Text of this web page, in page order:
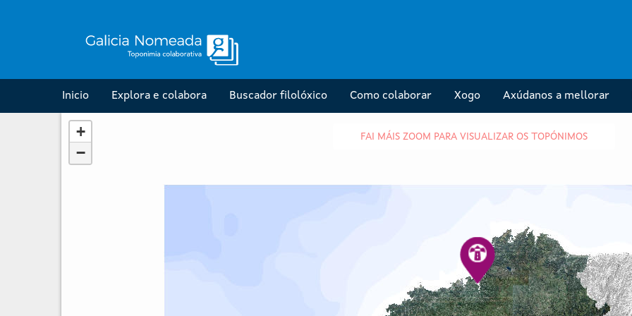
Inicio Explora e colabora Buscador filolóxico Como colaborar Xogo Axúdanos a mellorar
FAI MÁIS ZOOM PARA VISUALIZAR OS TOPÓNIMOS
+
−